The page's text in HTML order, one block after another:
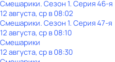
Смешарики. Сезон 1. Серия 46-я
12 августа, ср в 08:02
Смешарики. Сезон 1. Серия 47-я
12 августа, ср в 08:10
Смешарики
12 августа, ср в 08:30